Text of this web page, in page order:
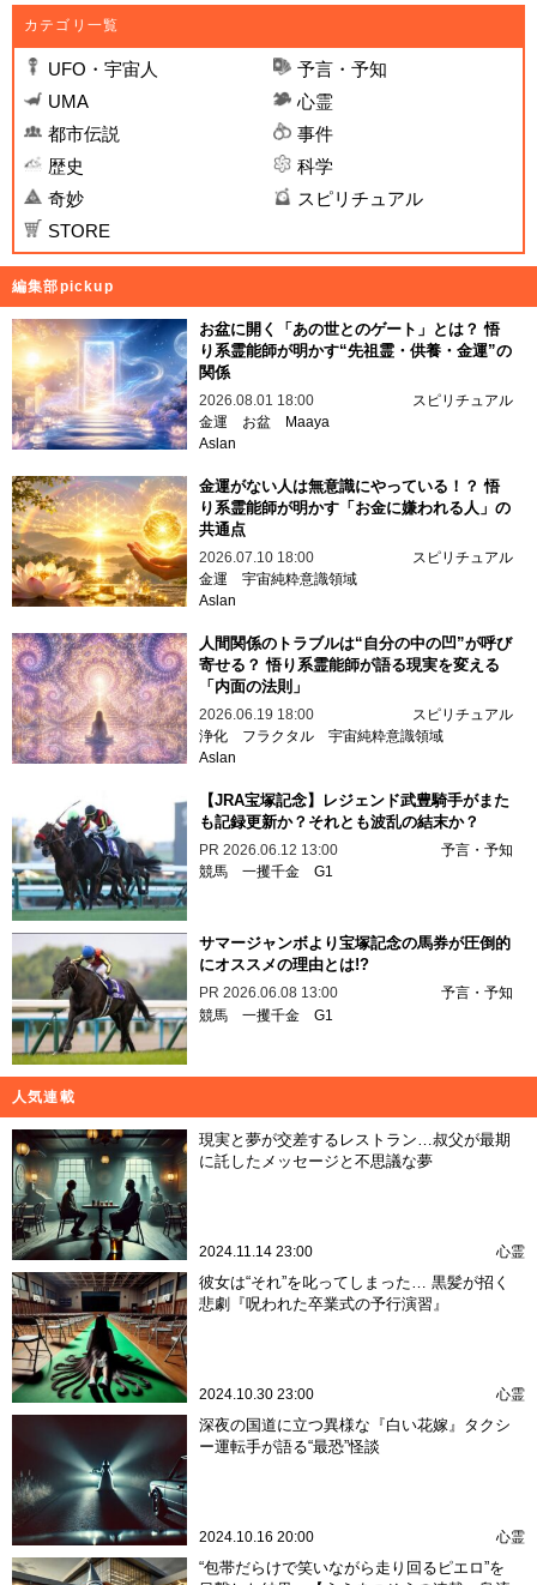
カテゴリ一覧
UFO・宇宙人
予言・予知
UMA
心霊
都市伝説
事件
歴史
科学
奇妙
スピリチュアル
STORE
編集部pickup
お盆に開く「あの世とのゲート」とは？ 悟
り系霊能師が明かす“先祖霊・供養・金運”の
関係
2026.08.01 18:00
スピリチュアル
金運
お盆
Maaya
Aslan
金運がない人は無意識にやっている！？ 悟
り系霊能師が明かす「お金に嫌われる人」の
共通点
2026.07.10 18:00
スピリチュアル
金運 宇宙純粋意識領域
Aslan
人間関係のトラブルは“自分の中の凹”が呼び
寄せる？ 悟り系霊能師が語る現実を変える
「内面の法則」
2026.06.19 18:00
スピリチュアル
浄化
フラクタル 宇宙純粋意識領域
Aslan
【JRA宝塚記念】レジェンド武豊騎手がまた
も記録更新か？それとも波乱の結末か？
PR 2026.06.12 13:00
予言・予知
競馬 一攫千金 G1
サマージャンボより宝塚記念の馬券が圧倒的
にオススメの理由とは!?
PR 2026.06.08 13:00
予言・予知
競馬 一攫千金 G1
人気連載
現実と夢が交差するレストラン…叔父が最期
に託したメッセージと不思議な夢
2024.11.14 23:00 心霊
彼女は“それ”を叱ってしまった… 黒髪が招く
悲劇『呪われた卒業式の予行演習』
2024.10.30 23:00 心霊
深夜の国道に立つ異様な『白い花嫁』タクシ
ー運転手が語る“最恐”怪談
2024.10.16 20:00 心霊
“包帯だらけで笑いながら走り回るピエロ”を